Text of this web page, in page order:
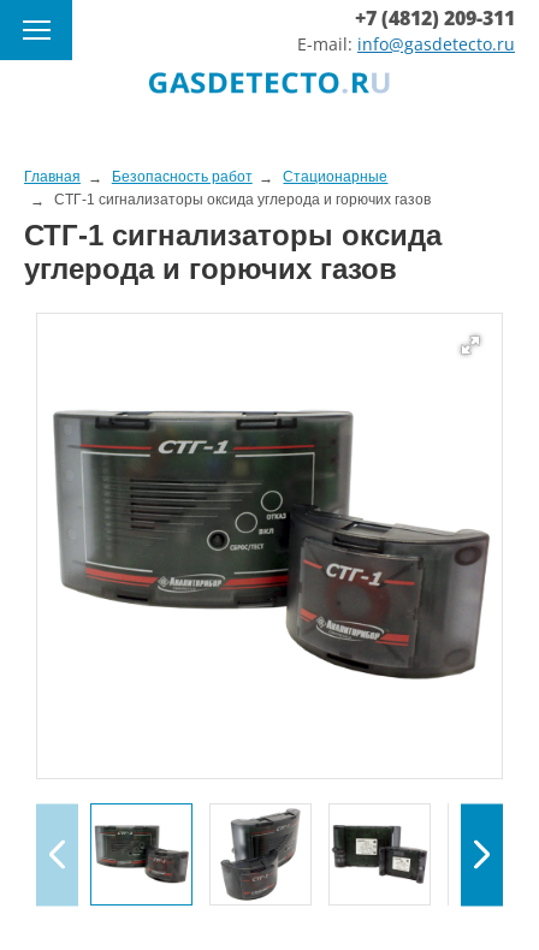
+7 (4812) 209-311
E-mail: info@gasdetecto.ru
Главная Безопасность работ
Стационарные
СТГ-1 сигнализаторы оксида углерода и горючих газов
СТГ-1 сигнализаторы оксида
углерода и горючих газов